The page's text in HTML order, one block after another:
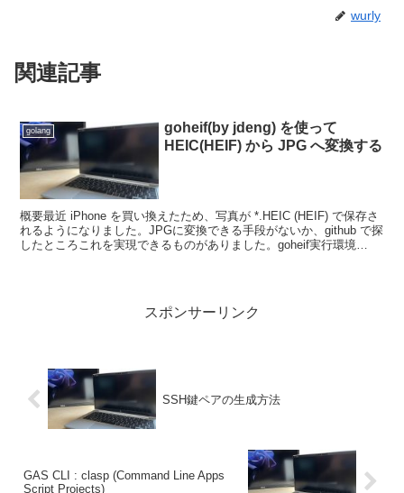
wurly
関連記事
golang
goheif(by jdeng) を使って
HEIC(HEIF) から JPG へ変換する
概要最近 iPhone を買い換えたため、写真が *.HEIC (HEIF) で保存さ
れるようになりました。JPGに変換できる手段がないか、github で探
したところこれを実現できるものがありました。goheif実行環境
スポンサーリンク
SSH鍵ペアの生成方法
GAS CLI : clasp (Command Line Apps
Script Projects)